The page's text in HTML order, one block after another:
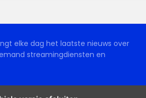
elke dag het laatste nieuws over
streamingdiensten en